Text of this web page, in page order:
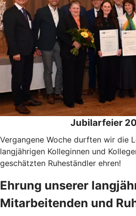
Jubilarfeier
Vergangene Woche durften wir die
langjährigen Kolleginnen und
geschätzten Ruheständler ehren!
Ehrung unserer
Mitarbeitenden und